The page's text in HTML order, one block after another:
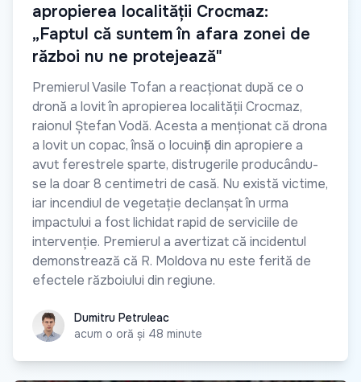
apropierea localității Crocmaz:
„Faptul că suntem în afara zonei de
război nu ne protejează"
Premierul Vasile Tofan a reacționat după ce o
dronă a lovit în apropierea localității Crocmaz,
raionul Ștefan Vodă. Acesta a menționat că drona
a lovit un copac, însă o locuință din apropiere a
avut ferestrele sparte, distrugerile producându-
se la doar 8 centimetri de casă. Nu există victime,
iar incendiul de vegetație declanșat în urma
impactului a fost lichidat rapid de serviciile de
intervenție. Premierul a avertizat că incidentul
demonstrează că R. Moldova nu este ferită de
efectele războiului din regiune.
Dumitru Petruleac
Dumitru Petruleac
acum o oră și 48 minute